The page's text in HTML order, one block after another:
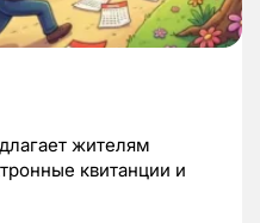
жителям
квитанции и